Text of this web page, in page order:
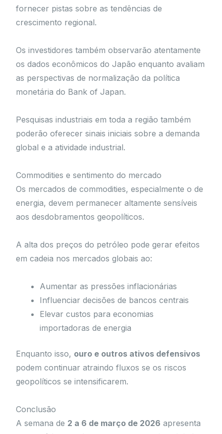
fornecer pistas sobre as tendências de
crescimento regional.
Os investidores também observarão atentamente
os dados econômicos do Japão enquanto avaliam
as perspectivas de normalização da política
monetária do Bank of Japan.
Pesquisas industriais em toda a região também
poderão oferecer sinais iniciais sobre a demanda
global e a atividade industrial.
Commodities e sentimento do mercado
Os mercados de commodities, especialmente o de
energia, devem permanecer altamente sensíveis
aos desdobramentos geopolíticos.
A alta dos preços do petróleo pode gerar efeitos
em cadeia nos mercados globais ao:
Aumentar as pressões inflacionárias
Influenciar decisões de bancos centrais
Elevar custos para economias
importadoras de energia
Enquanto isso, ouro e outros ativos defensivos
podem continuar atraindo fluxos se os riscos
geopolíticos se intensificarem.
Conclusão
A semana de 2 a 6 de março de 2026 apresenta